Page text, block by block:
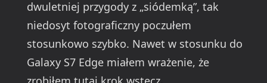
dwuletniej przygody z „siódemką”, tak
niedosyt fotograficzny poczułem
stosunkowo szybko. Nawet w stosunku do
Galaxy S7 Edge miałem wrażenie, że